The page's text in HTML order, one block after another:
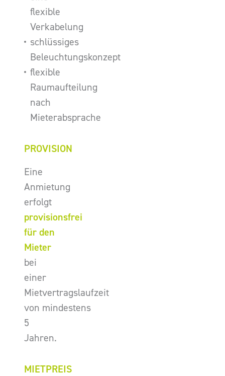
flexible
Verkabelung
schlüssiges
Beleuchtungskonzept
flexible
Raumaufteilung
nach
Mieterabsprache
PROVISION
Eine
Anmietung
erfolgt
provisionsfrei
für den
Mieter
bei
einer
Mietvertragslaufzeit
von mindestens
5
Jahren.
MIETPREIS